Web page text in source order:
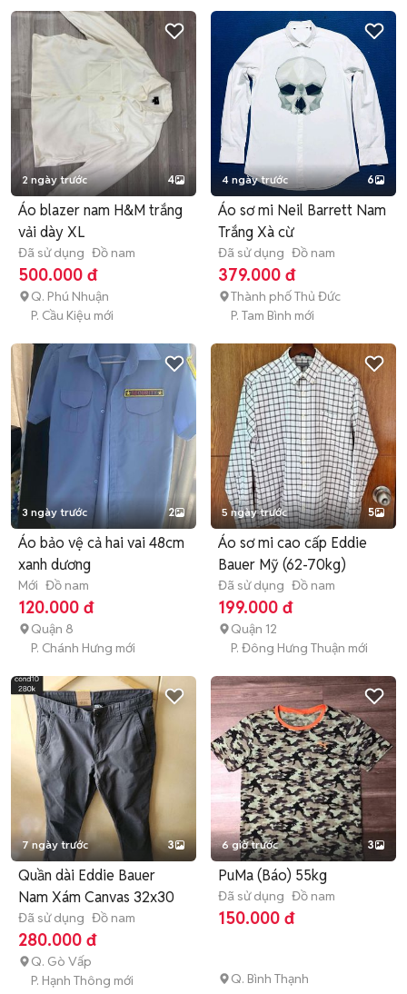
2 ngày trước 4
Áo blazer nam H&M trắng
vải dày XL
Đã sử dụng Đồ nam
500.000 đ
Q. Phú Nhuận
P. Cầu Kiệu mới
4 ngày trước 6
Áo sơ mi Neil Barrett Nam
Trắng Xà cừ
Đã sử dụng Đồ nam
379.000 đ
Thành phố Thủ Đức
P. Tam Bình mới
3 ngày trước 2
Áo bảo vệ cả hai vai 48cm
xanh dương
Mới Đồ nam
120.000 đ
Quận 8
P. Chánh Hưng mới
5 ngày trước 5
Áo sơ mi cao cấp Eddie
Bauer Mỹ (62-70kg)
Đã sử dụng Đồ nam
199.000 đ
Quận 12
P. Đông Hưng Thuận mới
7 ngày trước 3
Quần dài Eddie Bauer
Nam Xám Canvas 32x30
Đã sử dụng Đồ nam
280.000 đ
Q. Gò Vấp
P. Hạnh Thông mới
6 giờ trước 3
PuMa (Báo) 55kg
Đã sử dụng Đồ nam
150.000 đ
Q. Bình Thạnh